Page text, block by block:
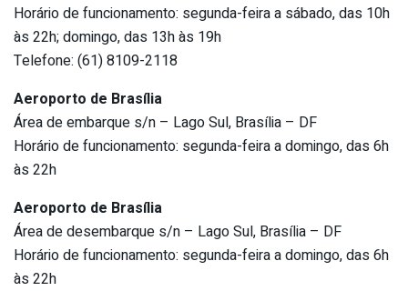
Horário de funcionamento: segunda-feira a sábado, das 10h
às 22h; domingo, das 13h às 19h
Telefone: (61) 8109-2118
Aeroporto de Brasília
Área de embarque s/n – Lago Sul, Brasília – DF
Horário de funcionamento: segunda-feira a domingo, das 6h
às 22h
Aeroporto de Brasília
Área de desembarque s/n – Lago Sul, Brasília – DF
Horário de funcionamento: segunda-feira a domingo, das 6h
às 22h